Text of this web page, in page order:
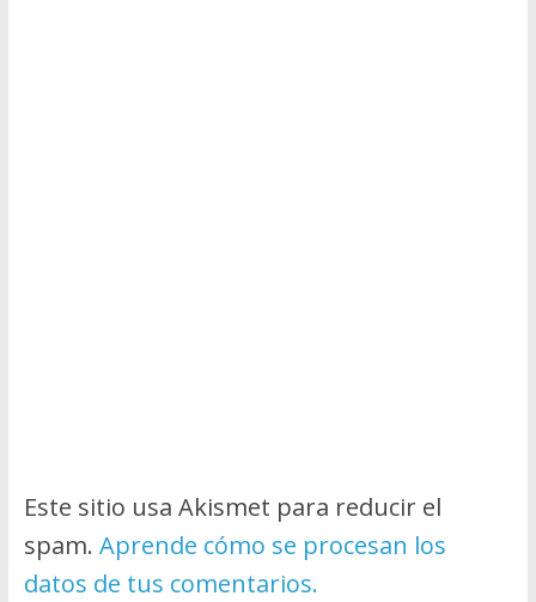
Este sitio usa Akismet para reducir el
spam. Aprende cómo se procesan los
datos de tus comentarios.